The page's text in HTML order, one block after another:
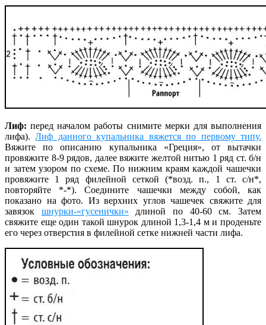
Лиф: перед началом работы снимите мерки для выполнения
лифа).Лиф данного купальника вяжется по первому типу.
Вяжите по описанию купальника «Греция», от вытачки
провяжите 8-9 рядов, далее вяжите желтой нитью 1 ряд ст. б/н
и затем узором по схеме. По нижним краям каждой чашечки
провяжите 1 ряд филейной сеткой (*возд. п., 1 ст. с/н*,
повторяйте *-*). Соедините чашечки между собой, как
показано на фото. Из верхних углов чашечек свяжите для
завязок шнурки-«гусенички» длиной по 40-60 см. Затем
свяжите еще один такой шнурок длиной 1,3-1,4 м и проденьте
его через отверстия в филейной сетке нижней части лифа.